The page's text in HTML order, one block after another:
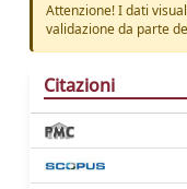
Attenzione! I dati
validazione da parte
Citazioni